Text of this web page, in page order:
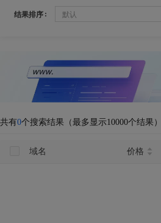
结果排序 默认
共有0个搜索结果（最多显示10000个结果）
域名 价格